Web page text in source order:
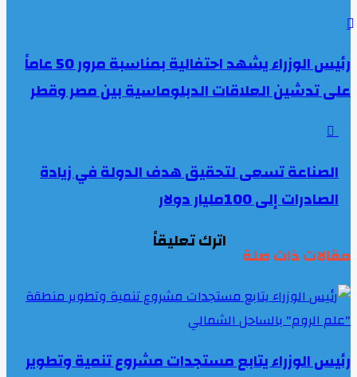
رئيس الوزراء يشهد احتفالية بمناسبة مرور 50 عاماً
على تدشين العلاقات الدبلوماسية بين مصر وقطر
الصناعة تسعى لتحقيق هدف الدولة في زيادة
الصادرات إلى 100مليار دولار
مقالات ذات صلة
رئيس الوزراء يتابع مستجدات مشروع تنمية وتطوير
اترك تعليقاً